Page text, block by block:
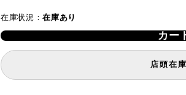
在庫状況：在庫あり
カー
店頭在